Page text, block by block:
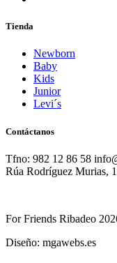
Tienda
Newborn
Baby
Kids
Junior
Levi´s
Contáctanos
Tfno: 982 12 86 58
Rúa Rodríguez Murias,
For Friends Ribadeo
Diseño: mgawebs.es